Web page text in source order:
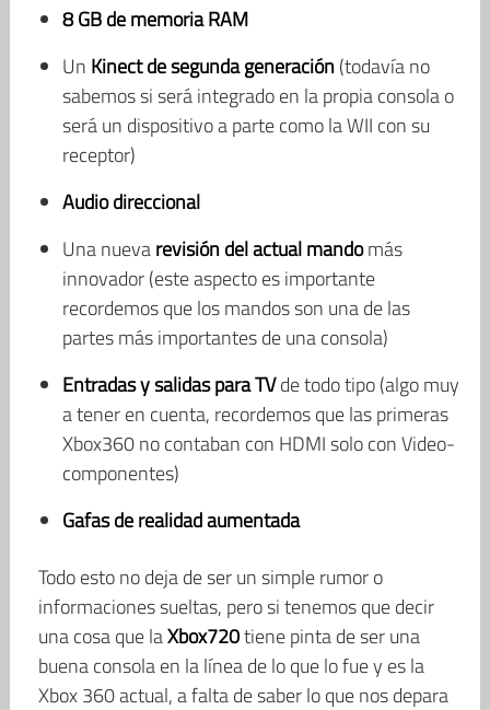
8 GB de memoria RAM
Un Kinect de segunda generación(todavía no
sabemos si será integrado en la propia consola o
será un dispositivo a parte como la WII con su
receptor)
Audio direccional
Una nuevarevisión del actual mandomás
innovador (este aspecto es importante
recordemos que los mandos son una de las
partes más importantes de una consola)
Entradas y salidas para TVde todo tipo (algo muy
a tener en cuenta, recordemos que las primeras
Xbox360 no contaban con HDMI solo con Video-
componentes)
Gafas de realidad aumentada
Todo esto no deja de ser un simple rumor o
informaciones sueltas, pero si tenemos que decir
una cosa que laXbox720tiene pinta de ser una
buena consola en la línea de lo que lo fue y es la
Xbox 360 actual, a falta de saber lo que nos depara